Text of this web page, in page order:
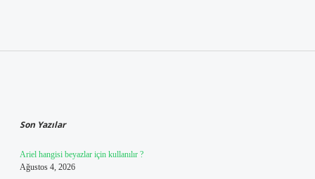
Son Yazılar
Ariel hangisi beyazlar için kullanılır ?
Ağustos 4, 2026